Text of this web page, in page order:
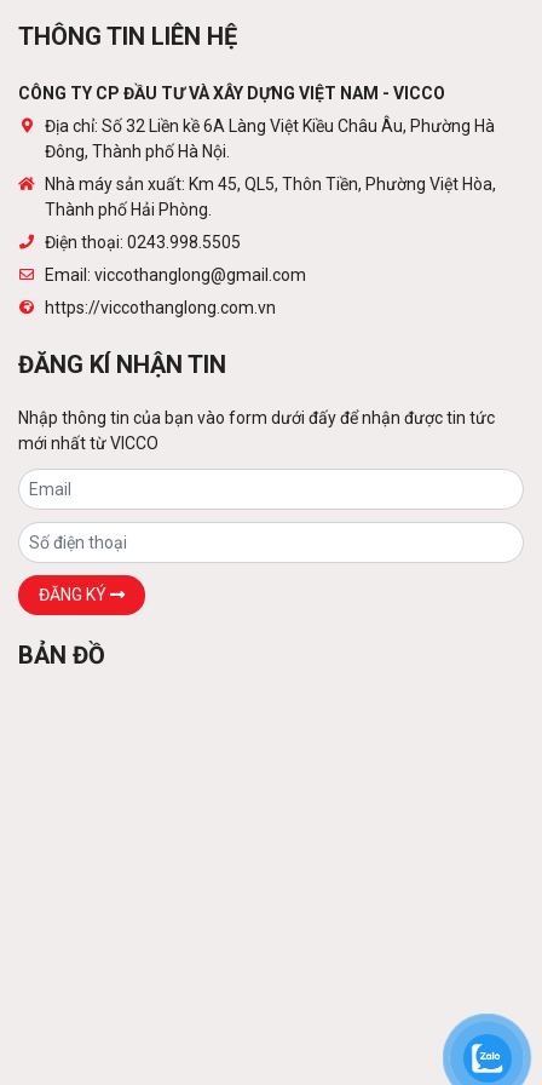
Khung thép tiền chế
Cột viễn thông
Liên hệ
Tấm lợp lớp phủ kim loại
THÔNG TIN LIÊN HỆ
CÔNG TY CP ĐẦU TƯ VÀ XÂY DỰNG VIỆT NAM - VICCO
Địa chỉ: Số 32 Liền kề 6A Làng Việt Kiều Châu Âu, Phường Hà
Đông, Thành phố Hà Nội.
Nhà máy sản xuất: Km 45, QL5, Thôn Tiền, Phường Việt Hòa,
Thành phố Hải Phòng.
Điện thoại: 0243.998.5505
Email: viccothanglong@gmail.com
https://viccothanglong.com.vn
ĐĂNG KÍ NHẬN TIN
Nhập thông tin của bạn vào form dưới đấy để nhận được tin tức
mới nhất từ VICCO
ĐĂNG KÝ
BẢN ĐỒ